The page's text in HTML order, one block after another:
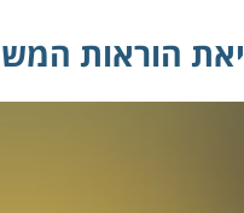
הוראות